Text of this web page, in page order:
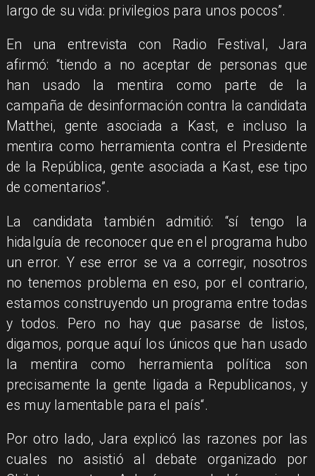
largo de su vida: privilegios para unos pocos”.
En una entrevista con Radio Festival, Jara
afirmó: “tiendo a no aceptar de personas que
han usado la mentira como parte de la
campaña de desinformación contra la candidata
Matthei, gente asociada a Kast, e incluso la
mentira como herramienta contra el Presidente
de la República, gente asociada a Kast, ese tipo
de comentarios”.
La candidata también admitió: “sí tengo la
hidalguía de reconocer que en el programa hubo
un error. Y ese error se va a corregir, nosotros
no tenemos problema en eso, por el contrario,
estamos construyendo un programa entre todas
y todos. Pero no hay que pasarse de listos,
digamos, porque aquí los únicos que han usado
la mentira como herramienta política son
precisamente la gente ligada a Republicanos, y
es muy lamentable para el país“.
Por otro lado, Jara explicó las razones por las
cuales no asistió al debate organizado por